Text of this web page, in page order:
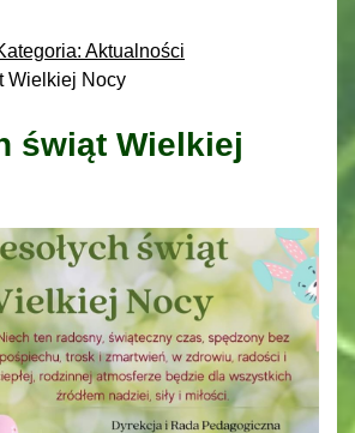
Aktualności
Wielkiej Nocy
świąt Wielkiej